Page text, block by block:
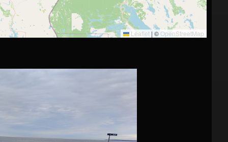
Leaflet | ©OpenStreetMap